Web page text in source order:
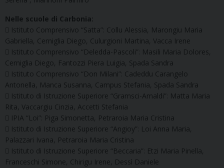
Nelle scuole di Carbonia:
 Istituto Comprensivo “Satta”: Collu Alessia, Marongiu Maria
Gabriella, Cerniglia Diego, Culurgioni Martina, Vacca Irene
 Istituto Comprensivo “Deledda-Pascoli”: Masili Maria Dolores,
Cerniglia Diego, Fantozzi Piera Luigia, Spada Sandra
 Istituto Comprensivo “Don Milani”: Cadeddu Carangelo
Antonella, Manca Susanna, Campus Stefania, Spada Sandra
 Istituto di Istruzione Superiore “Gramsci-Amaldi”: Matta Maria
Rita, Vaccargiu Cinzia, Accetti Stefania
 IPIA “Loi”: Piga Simonetta, Petraroia Maria Cristina
 Istituto di Istruzione Superiore “Angioy”: Loi Anna Maria,
Palazzari Ivana, Petraroia Maria Cristina
 Istituto di Istruzione Superiore “Beccaria”: Etzi Maria Pinella,
Franceschi Simone, Chirigu Irene, Dessì Daniele